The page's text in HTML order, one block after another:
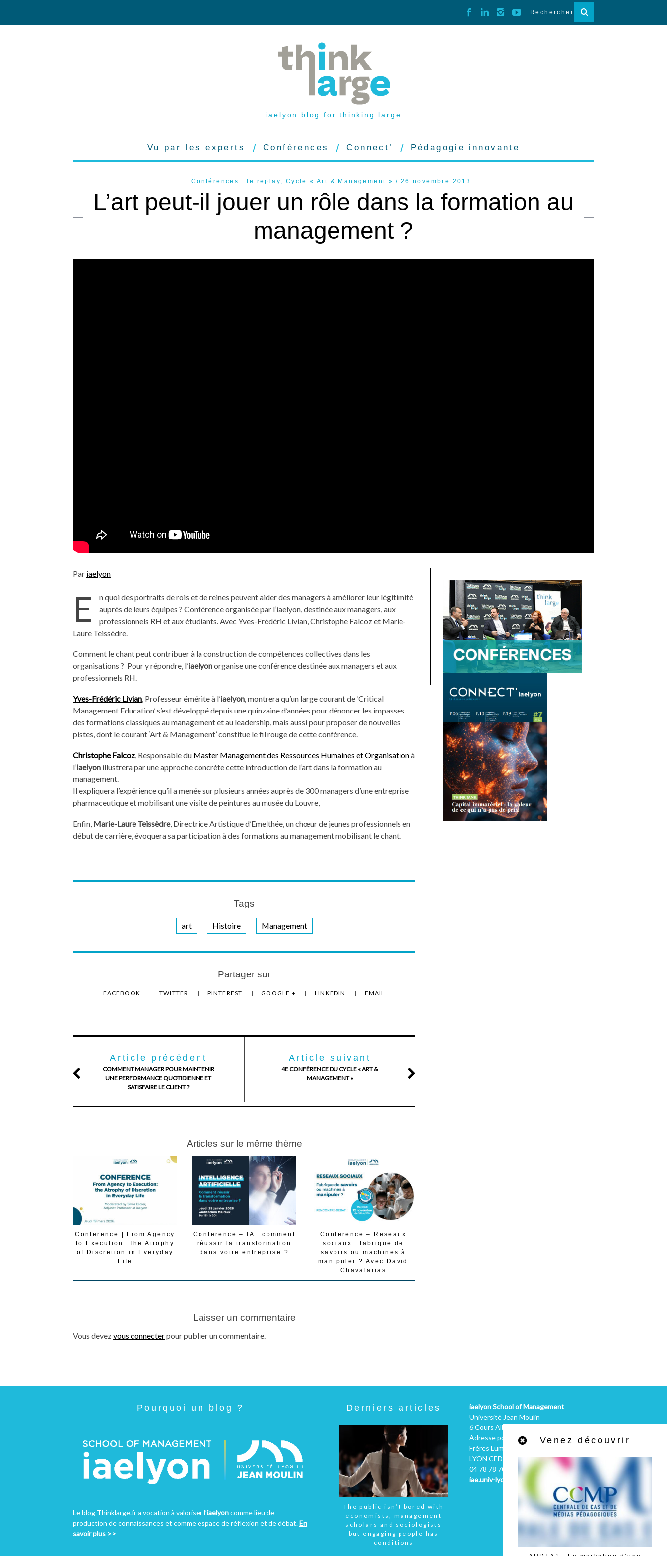
iaelyon blog for thinking large
Vu par les experts Conférences Connect’ Pédagogie innovante
Conférences : le replay, Cycle « Art & Management » 26 novembre 2013
L’art peut-il jouer un rôle dans la formation au
management ?
Par iaelyon
E
n quoi des portraits de rois et de reines peuvent aider des managers à améliorer leur légitimité
auprès de leurs équipes ? Conférence organisée par l’iaelyon, destinée aux managers, aux
professionnels RH et aux étudiants. Avec Yves-Frédéric Livian, Christophe Falcoz et Marie-
Laure Teissèdre.
Comment le chant peut contribuer à la construction de compétences collectives dans les
organisations ? Pour y répondre, l’iaelyonorganise une conférence destinée aux managers et aux
professionnels RH.
Yves-Frédéric Livian, Professeur émérite à l’iaelyon, montrera qu’un large courant de ‘Critical
Management Education’ s’est développé depuis une quinzaine d’années pour dénoncer les impasses
des formations classiques au management et au leadership, mais aussi pour proposer de nouvelles
pistes, dont le courant ‘Art & Management’ constitue le fil rouge de cette conférence.
Christophe Falcoz, Responsable du Master Management des Ressources Humaines et Organisationà
l’iaelyon illustrera par une approche concrète cette introduction de l’art dans la formation au
management.
Il expliquera l’expérience qu’il a menée sur plusieurs années auprès de 300 managers d’une entreprise
pharmaceutique et mobilisant une visite de peintures au musée du Louvre,
Enfin, Marie-Laure Teissèdre, Directrice Artistique d’Emelthée, un chœur de jeunes professionnels en
début de carrière, évoquera sa participation à des formations au management mobilisant le chant.
Tags
art Histoire Management
Partager sur
FACEBOOK TWITTER PINTEREST GOOGLE + LINKEDIN EMAIL
Article précédent
COMMENT MANAGER POUR MAINTENIR
UNE PERFORMANCE QUOTIDIENNE ET
SATISFAIRE LE CLIENT ?
Article suivant
4E CONFÉRENCE DU CYCLE « ART &
MANAGEMENT »
Articles sur le même thème
Conference | From Agency
to Execution: The Atrophy
of Discretion in Everyday
Life
Conférence – IA : comment
réussir la transformation
dans votre entreprise ?
Conférence – Réseaux
sociaux : fabrique de
savoirs ou machines à
manipuler ? Avec David
Chavalarias
Laisser un commentaire
Vous devezvous connecterpour publier un commentaire.
Venez découvrir
Pourquoi un blog ?
Le blog Thinklarge.fr a vocation à valoriser l’iaelyoncomme lieu de
production de connaissances et comme espace de réflexion et de débat.En
savoir plus >>
Derniers articles
The public isn’t bored with
economists, management
scholars and sociologists
but engaging people has
conditions
iaelyon School of Management
Université Jean Moulin
6 Cours Albert Thomas - 69008 LYON
Adresse postale : 1C, avenue des
Frères Lumière - CS 78242 - 69372
LYON CEDEX 08 (FRANCE)
04 78 78 70 66
iae.univ-lyon3.fr